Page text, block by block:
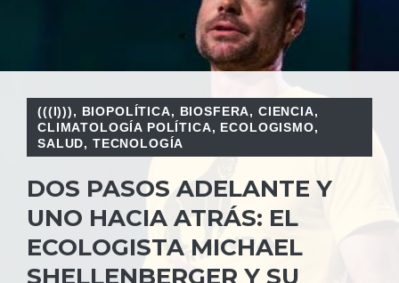
(((I))), BIOPOLÍTICA, BIOSFERA, CIENCIA,
CLIMATOLOGÍA POLÍTICA, ECOLOGISMO,
SALUD, TECNOLOGÍA
DOS PASOS ADELANTE Y
UNO HACIA ATRÁS: EL
ECOLOGISTA MICHAEL
SHELLENBERGER Y SU